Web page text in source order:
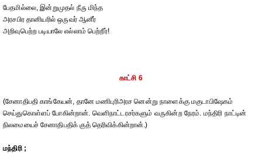
பேதமில்லை, இன்றுமுதல் நீரு மிந்த
அரசபிர தானியரில் ஒருவர் ஆனீர்
அறிவுபெற்ற படியாலே எல்லாம் பெற்றீர்!
காட்சி 6
(சேனாதிபதி காங்கேயன், தானே மணிபுரிஅரச னென்று நாளைக்கு மகுடாபிஷேகம்
செய்துகொள்ளப் போகின்றான். வெளிநாட்டரசர்களும் வருகின்ற நேரம். மந்திரி நாட்டின்
நிலமையைச் சேனாதிபதிக் குத் தெரிவிக்கின்றான்.)
மந்திரி ;